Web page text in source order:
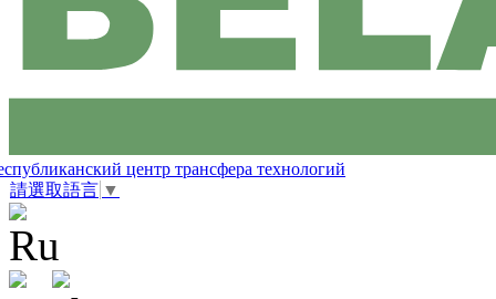
центр трансфера технологий
請選取語言 ▼